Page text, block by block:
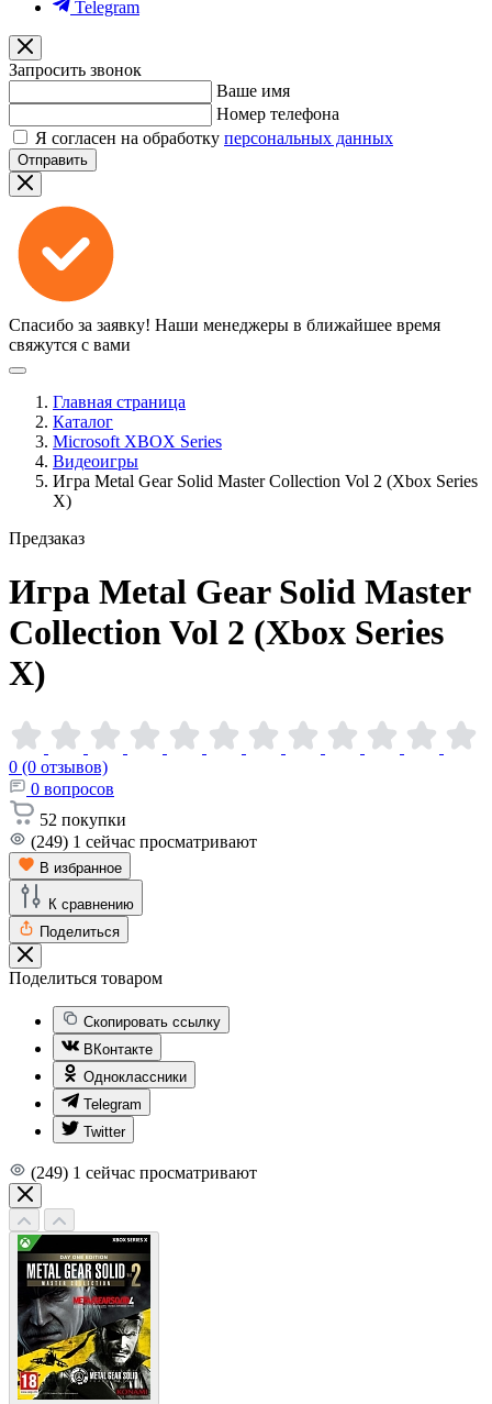
Telegram
Запросить звонок
Ваше имя
Номер телефона
Я согласен на обработку персональных данных
Отправить
Спасибо за заявку! Наши менеджеры в ближайшее время
свяжутся с вами
Главная страница
Каталог
Microsoft XBOX Series
Видеоигры
Игра Metal Gear Solid Master Collection Vol 2 (Xbox Series
X)
Предзаказ
Игра Metal Gear Solid Master
Collection Vol 2 (Xbox Series
X)
0 (0 отзывов)
0 вопросов
52 покупки
(249) 1 сейчас просматривают
В избранное
К сравнению
Поделиться
Поделиться товаром
Скопировать ссылку
ВКонтакте
Одноклассники
Telegram
Twitter
(249) 1 сейчас просматривают